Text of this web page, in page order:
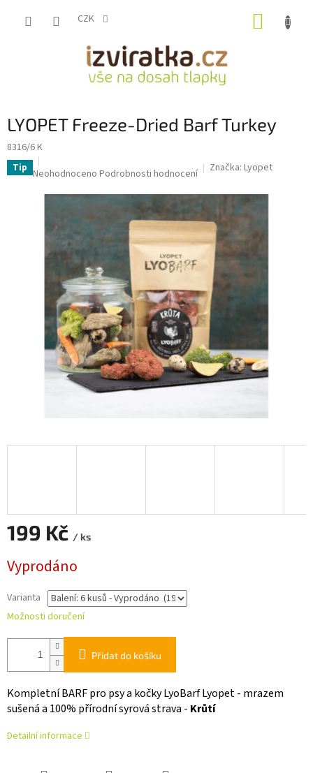
CZK
LYOPET Freeze-Dried Barf Turkey
8316/6 K
Tip Průměrné
hvězdiček.
Neohodnoceno Podrobnosti hodnocení Značka: Lyopet
199 Kč / ks
cena:
Vyprodáno
Varianta
Možnosti doručení
Přidat do košíku
Kompletní BARF pro psy a kočky LyoBarf Lyopet - mrazem
sušená a 100% přírodní syrová strava - Krůtí
Detailní informace